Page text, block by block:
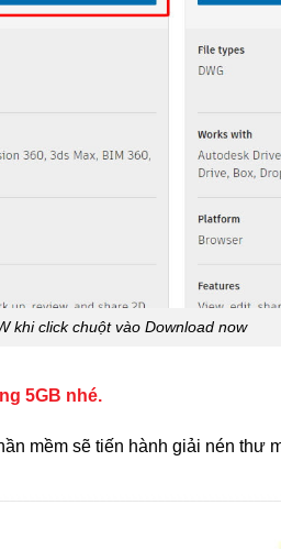
khi click chuột vào Download now
5GB nhé.
mềm sẽ tiến hành giải nén thư